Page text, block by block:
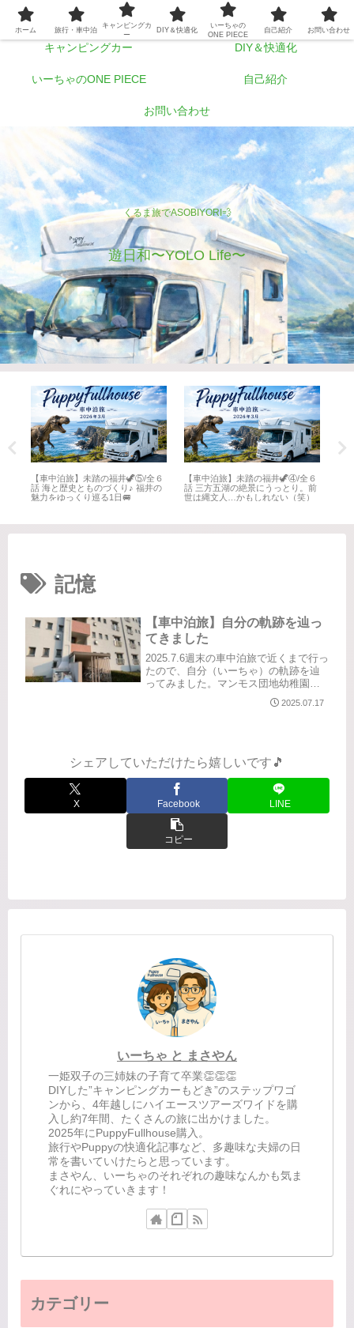
くるま旅でASOBIYORI💨
遊日和〜YOLO Life〜
ホーム 旅行・車中泊
キャンピングカー DIY＆快適化
いーちゃのONE PIECE 自己紹介
お問い合わせ
【車中泊旅】未踏の福井🦖⑤/全６
話 海と歴史とものづくり♪ 福井の
魅力をゆっくり巡る1日🚐
【車中泊旅】未踏の福井🦖④/全６
話 三方五湖の絶景にうっとり。前
世は縄文人…かもしれない（笑）
記憶
【車中泊旅】自分の軌跡を辿っ
てきました
2025.7.6週末の車中泊旅で近くまで行っ
たので、自分（いーちゃ）の軌跡を辿
ってみました。マンモス団地幼稚園の
年長から中学2年生まで過ごした千葉。
今は千葉市花見川区となりましたが、
2025.07.17
シェアしていただけたら嬉しいです🎵
X Facebook LINE
コピー
いーちゃ と まさやん
一姫双子の三姉妹の子育て卒業👏👏👏
DIYした”キャンピングカーもどき”のステップワゴ
ンから、4年越しにハイエースツアーズワイドを購
入し約7年間、たくさんの旅に出かけました。
2025年にPuppyFullhouse購入。
旅行やPuppyの快適化記事など、多趣味な夫婦の日
常を書いていけたらと思っています。
まさやん、いーちゃのそれぞれの趣味なんかも気ま
ぐれにやっていきます！
カテゴリー
ホーム 旅行・車中泊
キャンピングカ
ー
DIY＆快適化
いーちゃの
ONE PIECE
自己紹介 お問い合わせ